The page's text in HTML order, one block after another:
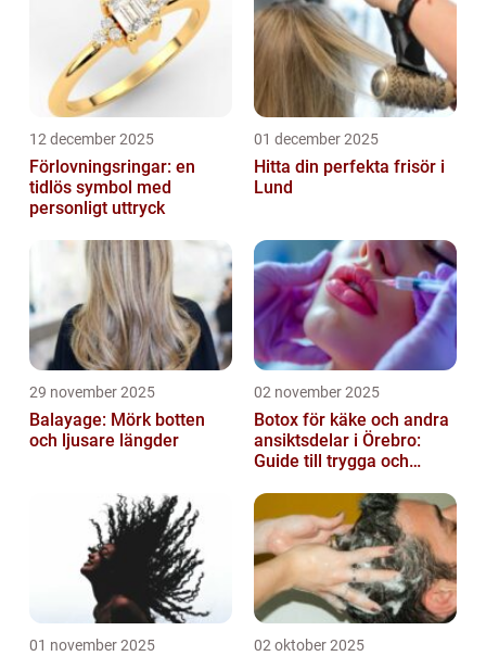
12 december 2025
Förlovningsringar: en
tidlös symbol med
personligt uttryck
01 december 2025
Hitta din perfekta frisör i
Lund
29 november 2025
Balayage: Mörk botten
och ljusare längder
02 november 2025
Botox för käke och andra
ansiktsdelar i Örebro:
Guide till trygga och
01 november 2025 02 oktober 2025